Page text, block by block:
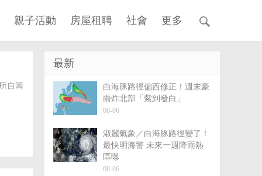
親子活動 房屋租聘 社會 更多
自籌
最新
白海豚路徑偏西修正！週末豪
雨炸北部「紫到發白」
08-06
淑麗氣象／白海豚路徑變了！
最快明海警 未來一週降雨熱
區曝
08-06